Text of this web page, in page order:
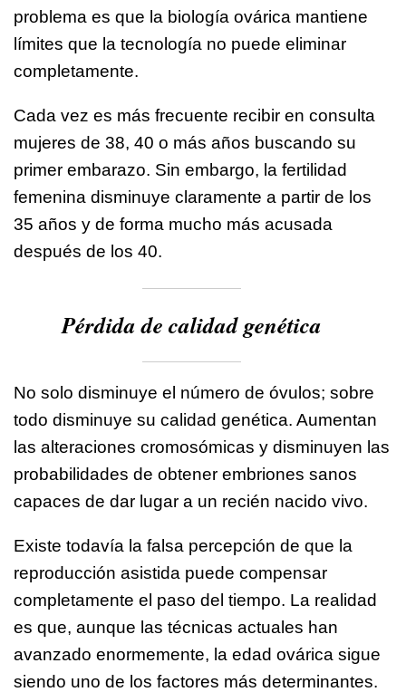
problema es que la biología ovárica mantiene
límites que la tecnología no puede eliminar
completamente.
Cada vez es más frecuente recibir en consulta
mujeres de 38, 40 o más años buscando su
primer embarazo. Sin embargo, la fertilidad
femenina disminuye claramente a partir de los
35 años y de forma mucho más acusada
después de los 40.
Pérdida de calidad genética
No solo disminuye el número de óvulos; sobre
todo disminuye su calidad genética. Aumentan
las alteraciones cromosómicas y disminuyen las
probabilidades de obtener embriones sanos
capaces de dar lugar a un recién nacido vivo.
Existe todavía la falsa percepción de que la
reproducción asistida puede compensar
completamente el paso del tiempo. La realidad
es que, aunque las técnicas actuales han
avanzado enormemente, la edad ovárica sigue
siendo uno de los factores más determinantes.